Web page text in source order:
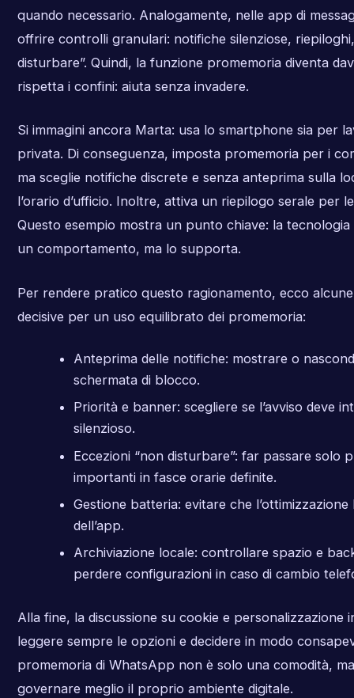
quando necessario. Analogamente, nelle app di
offrire controlli granulari: notifiche silenziose,
disturbare”. Quindi, la funzione promemoria diventa
rispetta i confini: aiuta senza invadere.
Si immagini ancora Marta: usa lo smartphone sia per
privata. Di conseguenza, imposta promemoria per i
ma sceglie notifiche discrete e senza anteprima sulla
l’orario d’ufficio. Inoltre, attiva un riepilogo serale per
Questo esempio mostra un punto chiave: la
un comportamento, ma lo supporta.
Per rendere pratico questo ragionamento, ecco
decisive per un uso equilibrato dei promemoria:
Anteprima delle notifiche: mostrare o
schermata di blocco.
Priorità e banner: scegliere se l’avviso deve
silenzioso.
Eccezioni “non disturbare”: far passare solo
importanti in fasce orarie definite.
Gestione batteria: evitare che
dell’app.
Archiviazione locale: controllare spazio e
perdere configurazioni in caso di cambio
Alla fine, la discussione su cookie e personalizzazione
leggere sempre le opzioni e decidere in modo
promemoria di WhatsApp non è solo una comodità,
governare meglio il proprio ambiente digitale.